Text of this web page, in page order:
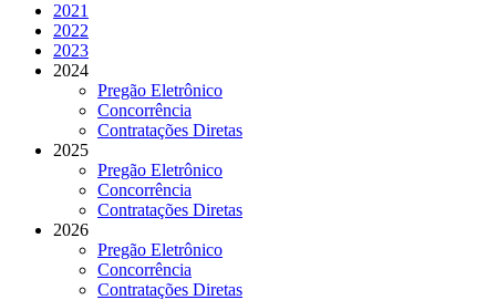
2021
2022
2023
2024
Pregão Eletrônico
Concorrência
Contratações Diretas
2025
Pregão Eletrônico
Concorrência
Contratações Diretas
2026
Pregão Eletrônico
Concorrência
Contratações Diretas